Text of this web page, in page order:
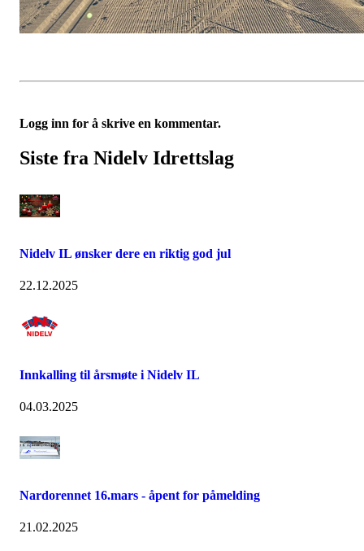
Logg inn for å skrive en kommentar.
Siste fra Nidelv Idrettslag
Nidelv IL ønsker dere en riktig god jul
22.12.2025
Innkalling til årsmøte i Nidelv IL
04.03.2025
Nardorennet 16.mars - åpent for påmelding
21.02.2025